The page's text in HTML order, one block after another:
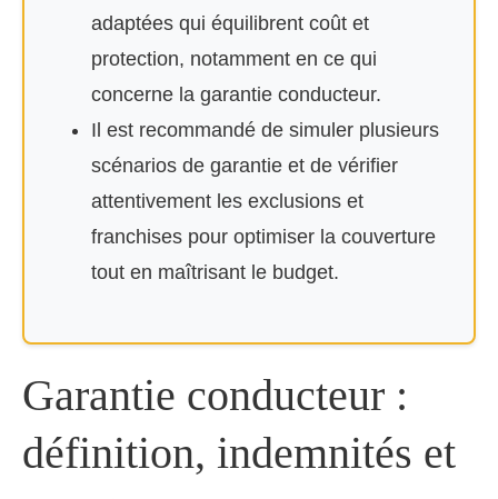
adaptées qui équilibrent coût et
protection, notamment en ce qui
concerne la garantie conducteur.
Il est recommandé de simuler plusieurs
scénarios de garantie et de vérifier
attentivement les exclusions et
franchises pour optimiser la couverture
tout en maîtrisant le budget.
Garantie conducteur :
définition, indemnités et